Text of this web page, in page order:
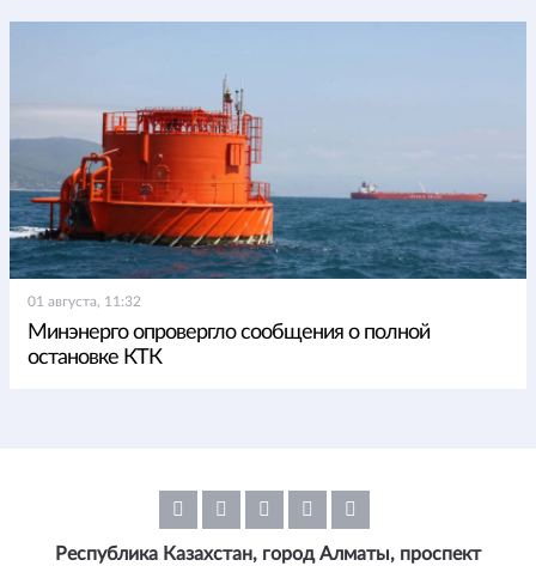
01 августа, 11:32
Минэнерго опровергло сообщения о полной
остановке КТК
Республика Казахстан, город Алматы, проспект